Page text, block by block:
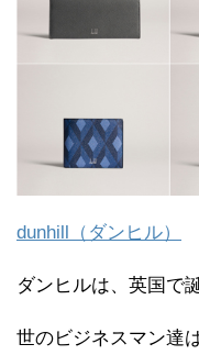
dunhill（ダンヒル）
ダンヒルは、英国で
世のビジネスマン達